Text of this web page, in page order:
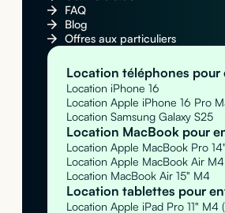
FAQ
Blog
Offres aux particuliers
Location téléphones pour
Location iPhone 16
Location Apple iPhone 16 Pro
Location Samsung Galaxy S25
Location MacBook pour
Location Apple MacBook Pro
Location Apple MacBook Air M4
Location MacBook Air 15" M4
Location tablettes pour
Location Apple iPad Pro 11" M4